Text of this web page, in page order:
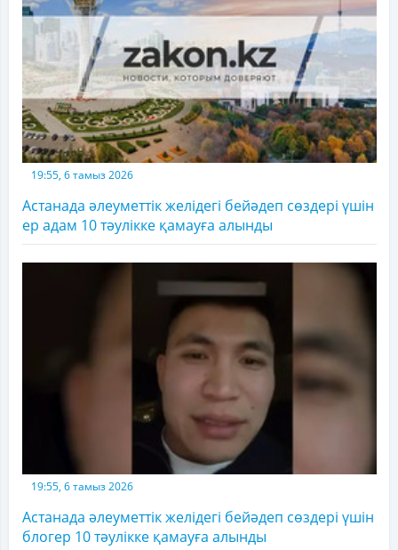
19:55, 6 тамыз 2026
Астанада әлеуметтік желідегі бейәдеп сөздері үшін
ер адам 10 тәулікке қамауға алынды
19:55, 6 тамыз 2026
Астанада әлеуметтік желідегі бейәдеп сөздері үшін
блогер 10 тәулікке қамауға алынды